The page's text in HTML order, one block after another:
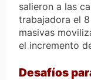
salieron a las
trabajadora el
masivas
el incremento
Desafíos